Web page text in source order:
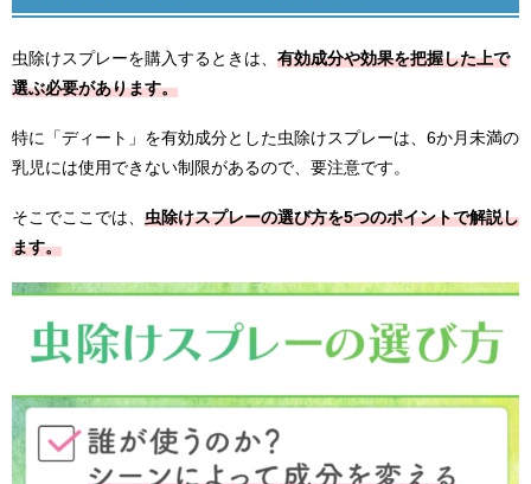
虫除けスプレーを購入するときは、 有効成分や効果を把握した上で
選ぶ必要があります。
特に「ディート」を有効成分とした虫除けスプレーは、 6か月未満の
乳児には使用できない制限があるので、要注意です。
そこでここでは、 虫除けスプレーの選び方を5つのポイントで解説し
ます。